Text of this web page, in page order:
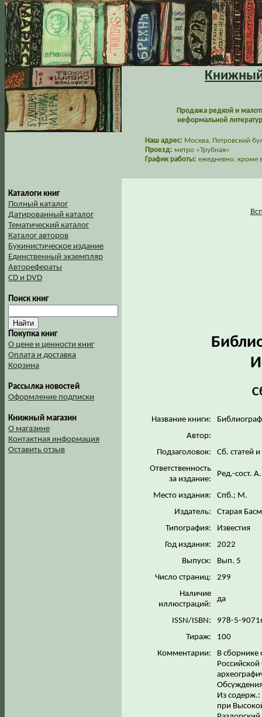
Книжный
Продажа редкой и
неформальной
Наш адрес: Москва, Петровский
Проезд: метро «Трубная»
График работы: ежедневно, кроме
Каталоги книг
Полный каталог
Датированный каталог
Тематический каталог
Каталог авторов
Букинистическое издание
Единственный экземпляр
Авторефераты
CD и DVD
Поиск книг
Покупка книг
О цене и ценности книг
Оплата и доставка
Корзина
Рассылка новостей
Оформление подписки
Книжный магазин
О магазине
Контактная информация
Оставить отзыв
Название книги:
Автор:
Подзаголовок:
Сб. статей
Ответственность
за издание:
Ред.-сост.
Место издания:
Спб.; М.
Издатель:
Старая
Типография:
Известия
Год издания:
2022
Выпуск:
Вып. 5
Число страниц:
299
Наличие
иллюстраций:
да
ISSN/ISBN:
978-5-
Тираж:
100
Комментарии:
В сборнике
Обсуждения
Из содерж.:
при